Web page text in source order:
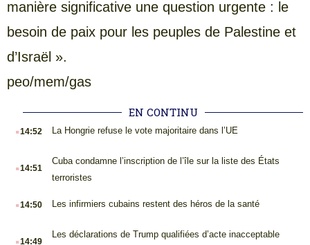
manière significative une question urgente : le
besoin de paix pour les peuples de Palestine et
d’Israël ».
peo/mem/gas
EN CONTINU
.14:52 La Hongrie refuse le vote majoritaire dans l’UE
.14:51
Cuba condamne l’inscription de l’île sur la liste des États
terroristes
.14:50 Les infirmiers cubains restent des héros de la santé
.14:49
Les déclarations de Trump qualifiées d’acte inacceptable